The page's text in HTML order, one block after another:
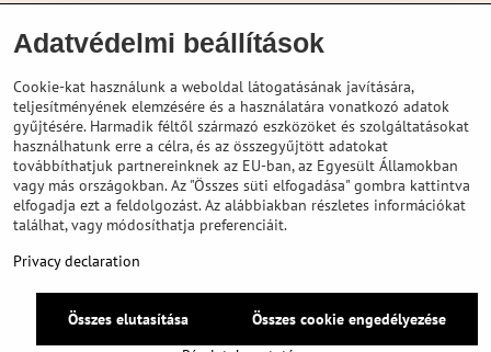
Hasznos Linkek
Hogyan válasszuk ki a megfelelő felfüggesztési villát ?
Hogyan válasszuk ki a megfelelő méretű sisakot?
Shimano E-Bike Akkumulátor Útmutató
Schwalbe Tubeless Gumik Felfedezése
Privacy declaration
Adatvédelmi beállítások
Cookie-kat használunk a weboldal látogatásának javítására,
teljesítményének elemzésére és a használatára vonatkozó adatok
gyűjtésére. Harmadik féltől származó eszközöket és szolgáltatásokat
használhatunk erre a célra, és az összegyűjtött adatokat
továbbíthatjuk partnereinknek az EU-ban, az Egyesült Államokban
vagy más országokban. Az "Összes süti elfogadása" gombra kattintva
elfogadja ezt a feldolgozást. Az alábbiakban részletes információkat
találhat, vagy módosíthatja preferenciáit.
Privacy declaration
Összes cookie engedélyezése
Összes elutasítása